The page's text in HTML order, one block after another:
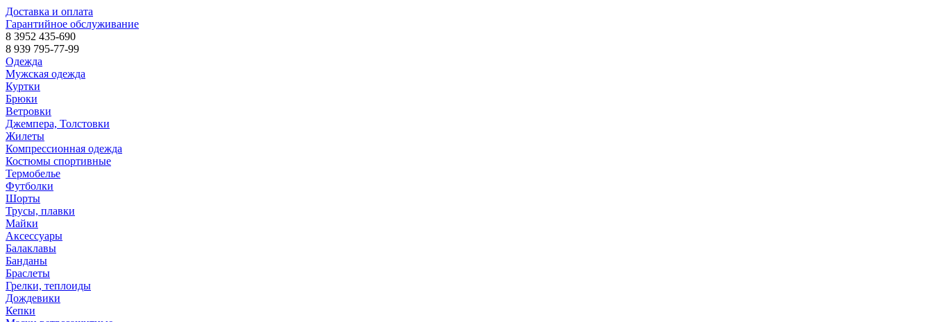
Доставка и оплата
Гарантийное обслуживание
8 3952 435-690
8 939 795-77-99
Одежда
Мужская одежда
Куртки
Брюки
Ветровки
Джемпера, Толстовки
Жилеты
Компрессионная одежда
Костюмы спортивные
Термобелье
Футболки
Шорты
Трусы, плавки
Майки
Аксессуары
Балаклавы
Банданы
Браслеты
Грелки, теплоиды
Дождевики
Кепки